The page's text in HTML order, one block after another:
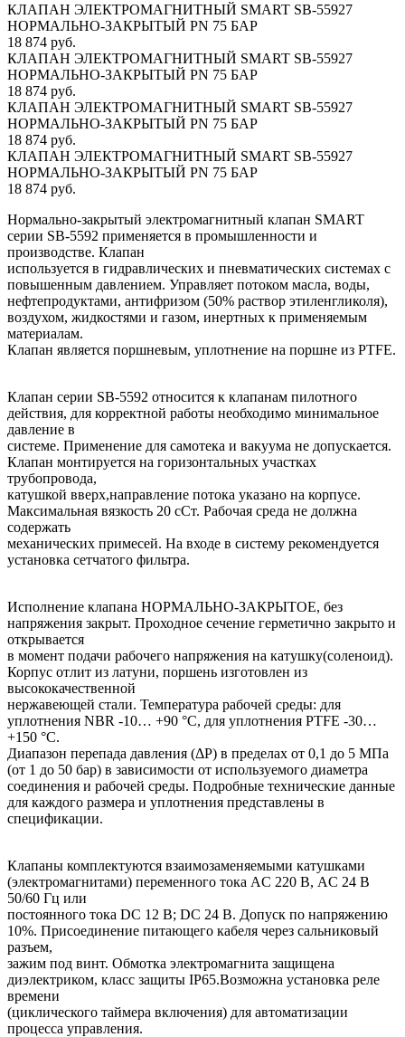
КЛАПАН ЭЛЕКТРОМАГНИТНЫЙ SMART SB-55927
НОРМАЛЬНО-ЗАКРЫТЫЙ PN 75 БАР
18 874 руб.
КЛАПАН ЭЛЕКТРОМАГНИТНЫЙ SMART SB-55927
НОРМАЛЬНО-ЗАКРЫТЫЙ PN 75 БАР
18 874 руб.
КЛАПАН ЭЛЕКТРОМАГНИТНЫЙ SMART SB-55927
НОРМАЛЬНО-ЗАКРЫТЫЙ PN 75 БАР
18 874 руб.
КЛАПАН ЭЛЕКТРОМАГНИТНЫЙ SMART SB-55927
НОРМАЛЬНО-ЗАКРЫТЫЙ PN 75 БАР
18 874 руб.
Нормально-закрытый электромагнитный клапан SMART
серии SB-5592 применяется в промышленности и
производстве. Клапан
используется в гидравлических и пневматических системах с
повышенным давлением. Управляет потоком масла, воды,
нефтепродуктами, антифризом (50% раствор этиленгликоля),
воздухом, жидкостями и газом, инертных к применяемым
материалам.
Клапан является поршневым, уплотнение на поршне из PTFE.
Клапан серии SB-5592 относится к клапанам пилотного
действия, для корректной работы необходимо минимальное
давление в
системе. Применение для самотека и вакуума не допускается.
Клапан монтируется на горизонтальных участках
трубопровода,
катушкой вверх,направление потока указано на корпусе.
Максимальная вязкость 20 сСт. Рабочая среда не должна
содержать
механических примесей. На входе в систему рекомендуется
установка сетчатого фильтра.
Исполнение клапана НОРМАЛЬНО-ЗАКРЫТОЕ, без
напряжения закрыт. Проходное сечение герметично закрыто и
открывается
в момент подачи рабочего напряжения на катушку(соленоид).
Корпус отлит из латуни, поршень изготовлен из
высококачественной
нержавеющей стали. Температура рабочей среды: для
уплотнения NBR -10… +90 °С, для уплотнения PTFE -30…
+150 °С.
Диапазон перепада давления (ΔP) в пределах от 0,1 до 5 МПа
(от 1 до 50 бар) в зависимости от используемого диаметра
соединения и рабочей среды. Подробные технические данные
для каждого размера и уплотнения представлены в
спецификации.
Клапаны комплектуются взаимозаменяемыми катушками
(электромагнитами) переменного тока AC 220 В, AC 24 В
50/60 Гц или
постоянного тока DC 12 В; DC 24 В. Допуск по напряжению
10%. Присоединение питающего кабеля через сальниковый
разъем,
зажим под винт. Обмотка электромагнита защищена
диэлектриком, класс защиты IP65.Возможна установка реле
времени
(циклического таймера включения) для автоматизации
процесса управления.